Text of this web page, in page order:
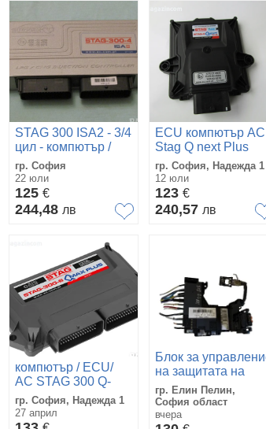
STAG 300 ISA2 - 3/4
цил - компютър /
ECU / газов
инжекцион
гр. София
22 юли
125 €
244,48 лв
ECU компютър AC
Stag Q next Plus
газов инжекцион 4ц
с OBD Стаг
гр. София, Надежда 1
12 юли
123 €
240,57 лв
компютър / ECU/
AC STAG 300 Q-
MAX BASIC -газов
инжекцион 6 ц
СТАГ
гр. София, Надежда 1
27 април
Блок за
на защитата на
акумулатора кутия
с предпазители за
Peugeot 508 2.0 HDi
гр. Елин Пелин,
София област
вчера